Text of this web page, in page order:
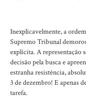
Inexplicavelmente, a
Supremo Tribunal
explícita. A representação
decisão pela busca e
estranha resistência,
3 de dezembro! E apenas
tarefa.